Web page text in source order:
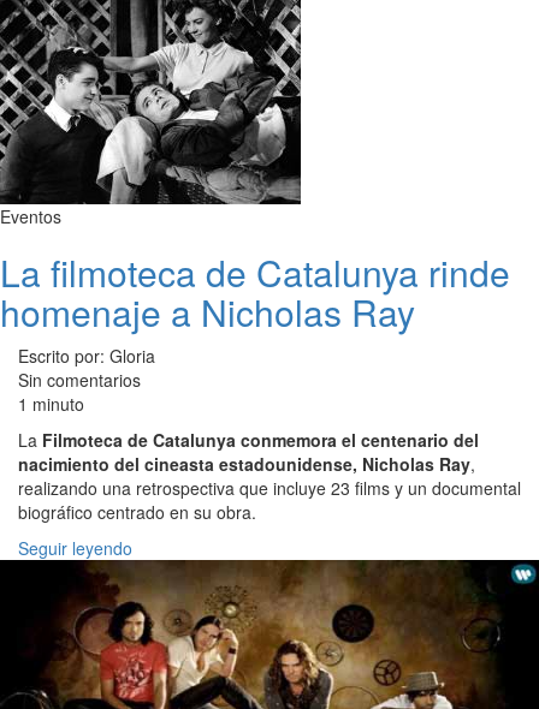
Eventos
La filmoteca de Catalunya rinde
homenaje a Nicholas Ray
Escrito por: Gloria
Sin comentarios
1 minuto
La Filmoteca de Catalunya conmemora el centenario del
nacimiento del cineasta estadounidense, Nicholas Ray,
realizando una retrospectiva que incluye 23 films y un documental
biográfico centrado en su obra.
Seguir leyendo